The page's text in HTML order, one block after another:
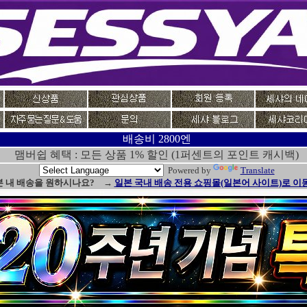
배송비 2800엔
맴버쉽 혜택 : 모든 상품 1% 할인 (1퍼센트의 포인트 캐시백)
Powered by
Translate
내 배송을 원하시나요? → 일본 국내 배송 전용 쇼핑몰(일본어 사이트)로 이